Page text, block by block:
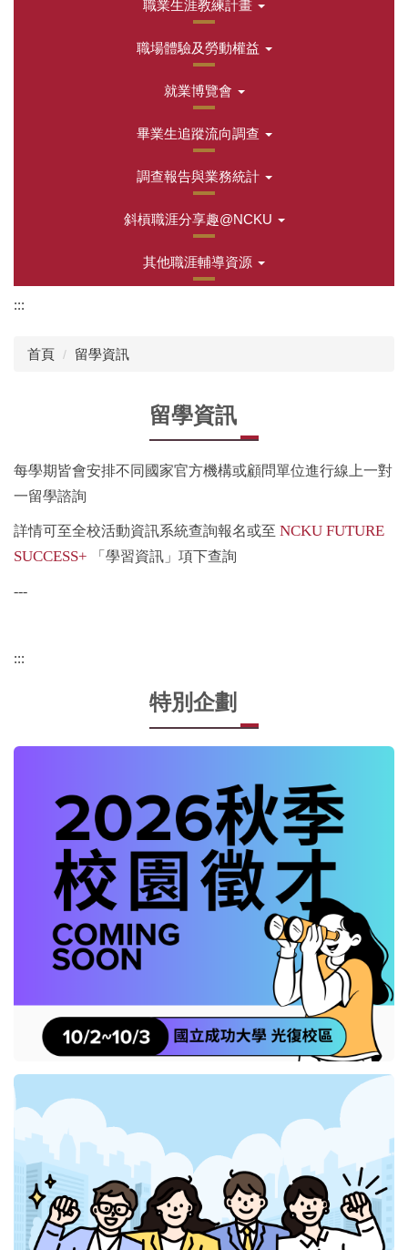
職業生涯教練計畫
職場體驗及勞動權益
就業博覽會
畢業生追蹤流向調查
調查報告與業務統計
斜槓職涯分享趣@NCKU
其他職涯輔導資源
:::
首頁 留學資訊
留學資訊
每學期皆會安排不同國家官方機構或顧問單位進行線上一對
一留學諮詢
詳情可至全校活動資訊系統查詢報名或至 NCKU FUTURE
SUCCESS+ 「學習資訊」項下查詢
---
:::
特別企劃